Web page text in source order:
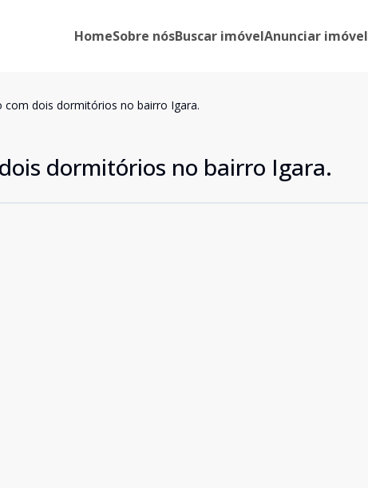
HomeSobre nósBuscar imóvelAnunciar imóvel
com dois dormitórios no bairro Igara.
dormitórios no bairro Igara.